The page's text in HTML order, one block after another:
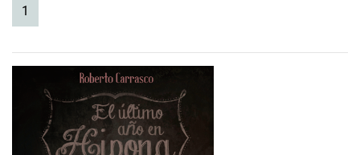
1